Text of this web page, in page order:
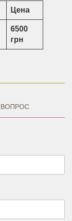
Цена
6500
грн
ВОПРОС